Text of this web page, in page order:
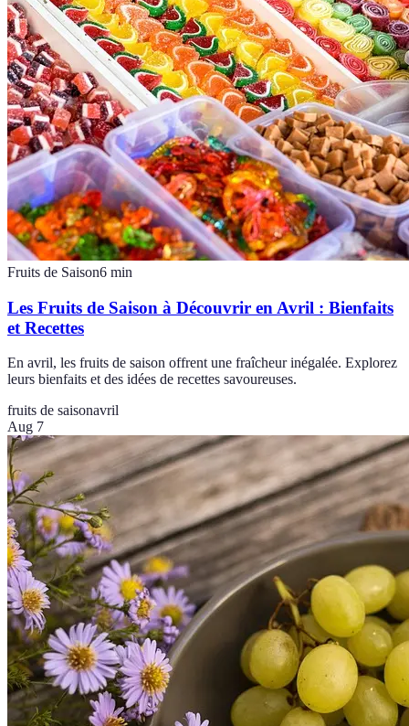
Fruits de Saison6 min
Les Fruits de Saison à Découvrir en Avril : Bienfaits
et Recettes
En avril, les fruits de saison offrent une fraîcheur inégalée. Explorez
leurs bienfaits et des idées de recettes savoureuses.
fruits de saisonavril
Aug 7